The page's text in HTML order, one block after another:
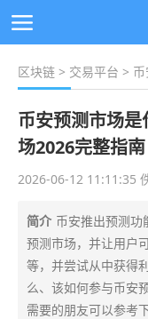
区块链 > 交易平台 >
币安预测市场
场2026完整指南
2026-06-12 11:11:35
简介 币安推出预测
预测市场，并让用户
等，并尝试从中获得
么、该如何参与币安
需要的朋友可以参考